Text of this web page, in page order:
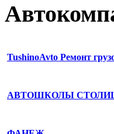
TushinoAvto Ремонт
АВТОШКОЛЫ